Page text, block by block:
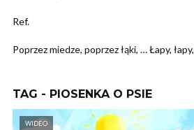
Ref.
Poprzez miedze, poprzez łąki, … Łapy,
TAG - PIOSENKA O PSIE
WIDEO